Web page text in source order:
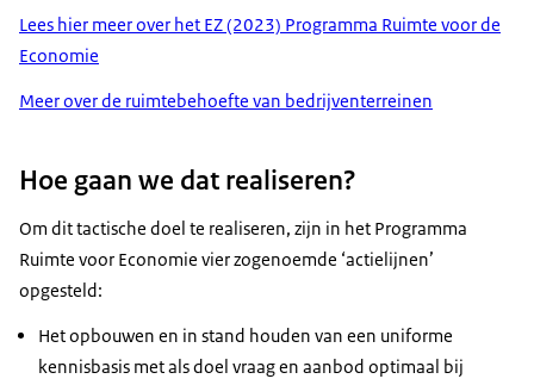
Lees hier meer over het EZ (2023) Programma Ruimte voor de
Economie
Meer over de ruimtebehoefte van bedrijventerreinen
Hoe gaan we dat realiseren?
Om dit tactische doel te realiseren, zijn in het Programma
Ruimte voor Economie vier zogenoemde ‘actielijnen’
opgesteld:
Het opbouwen en in stand houden van een uniforme
kennisbasis met als doel vraag en aanbod optimaal bij